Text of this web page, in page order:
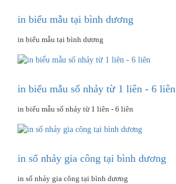
in biểu mẫu tại bình dương
in biểu mẫu tại bình dương
in biểu mẫu số nhảy từ 1 liên - 6 liên
in biểu mẫu số nhảy từ 1 liên - 6 liên
in số nhảy gia công tại bình dương
in số nhảy gia công tại bình dương